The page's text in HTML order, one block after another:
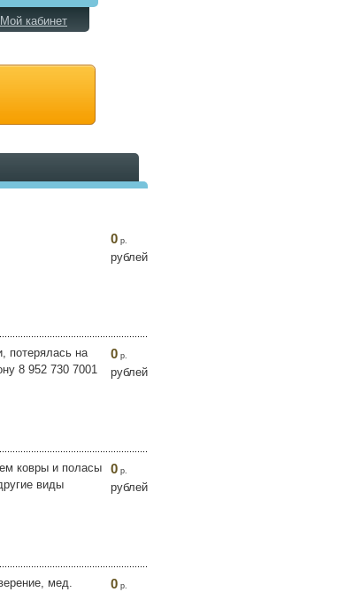
Мой кабинет
0 р.
рублей
потерялась на
8 952 730 7001
0 р.
рублей
ковры и поласы
виды
0 р.
рублей
мед.
0 р.